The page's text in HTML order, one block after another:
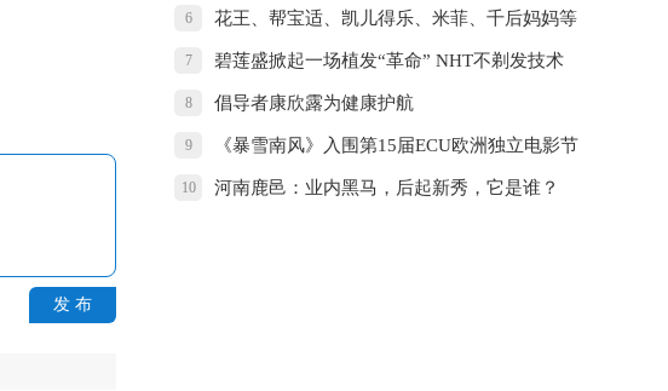
发 布
6 花王、帮宝适、凯儿得乐、米菲、千后妈妈等
12款常用婴儿纸尿裤的深度对比！
7 碧莲盛掀起一场植发“革命” NHT不剃发技术
诞生
8 倡导者康欣露为健康护航
9 《暴雪南风》入围第15届ECU欧洲独立电影节
10 河南鹿邑：业内黑马，后起新秀，它是谁？